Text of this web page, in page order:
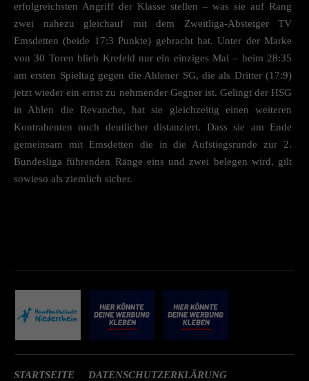
erfolgreichsten Angriff der Klasse stellen – was sie auf Rang
zwei nahezu gleichauf mit dem Zweitliga-Absteiger TV
Emsdetten (beide 17:3 Punkte) gebracht hat. Unter der Marke
von 30 Toren blieb Krefeld nur ein einziges Mal – beim 28:35
am ersten Spieltag gegen die Ahlener SG, die als Dritter (17:9)
jetzt wieder ein ernst zu nehmender Gegner ist. Gelingt der HSG
in Ahlen die Revanche, hat sie gleichzeitig einen weiteren
Kontrahenten noch deutlicher distanziert. Dass sie am Ende
gemeinsam mit Emsdetten die in die Aufstiegsrunde zur 2.
Bundesliga führenden Ränge eins und zwei belegen wird, gilt
sowieso als ziemlich sicher.
STARTSEITE
DATENSCHUTZERKLÄRUNG